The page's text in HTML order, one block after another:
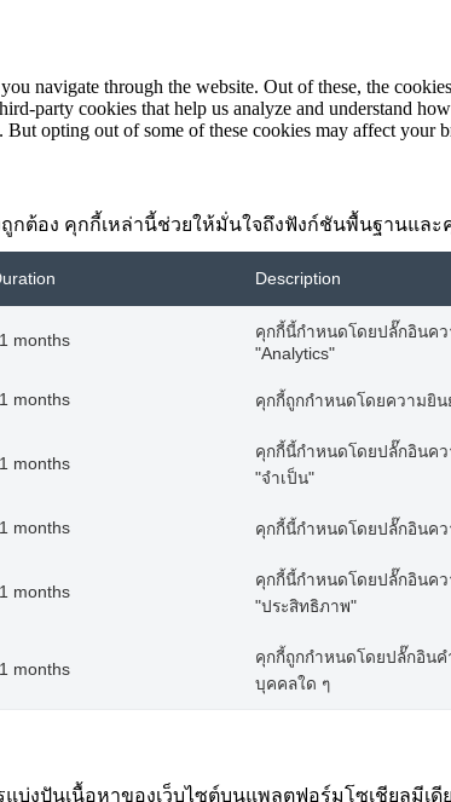
navigate through the website. Out of these, the
party cookies that help us analyze and understand
opting out of some of these cookies may affect your
ถูกต้อง คุกกี้เหล่านี้ช่วยให้มั่นใจถึงฟังก์ชันพื้นฐาน
Description
months
คุกกี้นี้กำหนดโดยปลั๊กอินค
"Analytics"
months คุกกี้ถูกกำหนดโดยความยิ
months
คุกกี้นี้กำหนดโดยปลั๊กอินค
"จำเป็น"
months คุกกี้นี้กำหนดโดยปลั๊กอินค
months
คุกกี้นี้กำหนดโดยปลั๊กอินค
"ประสิทธิภาพ"
months
คุกกี้ถูกกำหนดโดยปลั๊กอินค
บุคคลใด ๆ
แบ่งปันเนื้อหาของเว็บไซต์บนแพลตฟอร์มโซเชียลมี